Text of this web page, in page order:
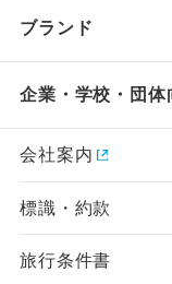
ブランド
企業・学校・団体
会社案内
標識・約款
旅行条件書